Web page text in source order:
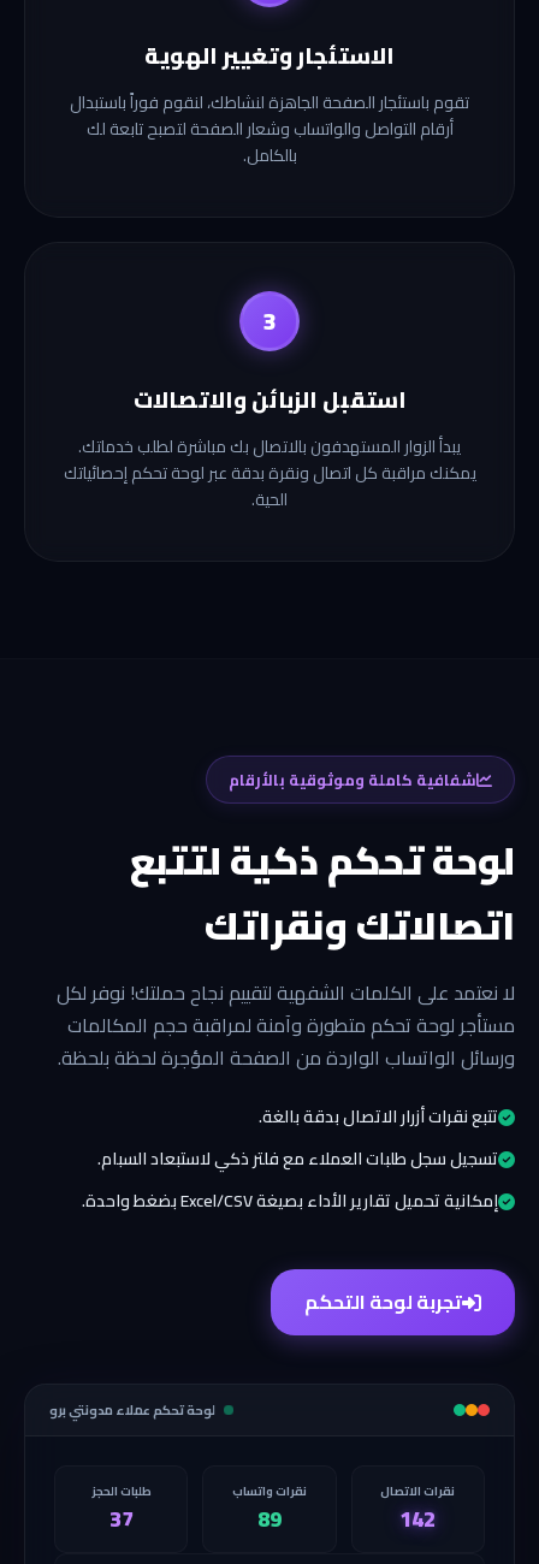
الاستئجار وتغيير الهوية
تقوم باستئجار الصفحة الجاهزة لنشاطك، لنقوم فوراً باستبدال
أرقام التواصل والواتساب وشعار الصفحة لتصبح تابعة لك
بالكامل.
3
استقبل الزبائن والاتصالات
يبدأ الزوار المستهدفون بالاتصال بك مباشرة لطلب خدماتك.
يمكنك مراقبة كل اتصال ونقرة بدقة عبر لوحة تحكم إحصائياتك
الحية.
شفافية كاملة وموثوقية بالأرقام
لوحة تحكم ذكية لتتبع
اتصالاتك ونقراتك
لا نعتمد على الكلمات الشفهية لتقييم نجاح حملتك! نوفر لكل
مستأجر لوحة تحكم متطورة وآمنة لمراقبة حجم المكالمات
ورسائل الواتساب الواردة من الصفحة المؤجرة لحظة بلحظة.
تتبع نقرات أزرار الاتصال بدقة بالغة.
تسجيل سجل طلبات العملاء مع فلتر ذكي لاستبعاد السبام.
إمكانية تحميل تقارير الأداء بصيغة Excel/CSV بضغط واحدة.
تجربة لوحة التحكم
لوحة تحكم عملاء مدونتي برو
نقرات الاتصال
142
نقرات واتساب
89
طلبات الحجز
37